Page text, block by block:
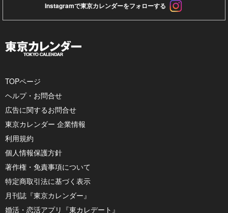
Instagramで東京カレンダーをフォローする
TOPページ
ヘルプ・お問合せ
広告に関するお問合せ
東京カレンダー 企業情報
利用規約
個人情報保護方針
著作権・免責事項について
特定商取引法に基づく表示
月刊誌『東京カレンダー』
婚活・恋活アプリ『東カレデート』